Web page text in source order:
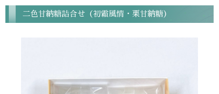
二色甘納糖詰合せ（初霜風情・栗甘納糖）